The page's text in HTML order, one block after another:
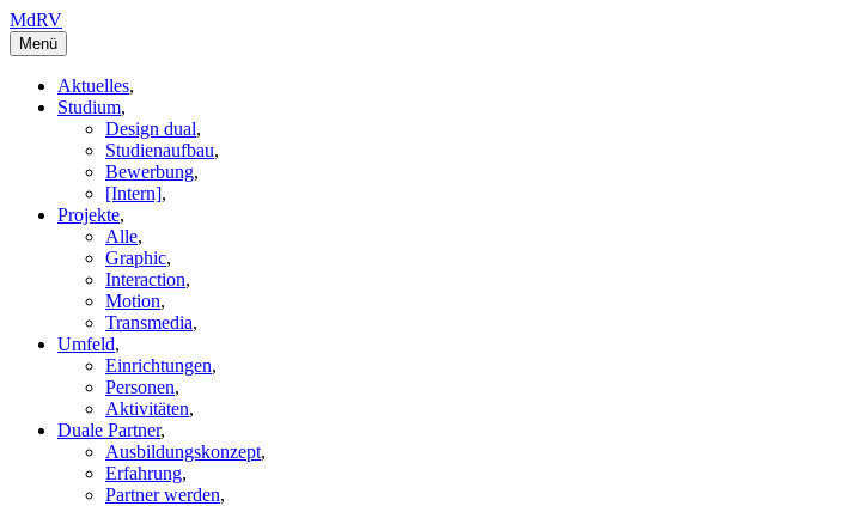
MdRV
Menü
Aktuelles,
Studium,
Design dual,
Studienaufbau,
Bewerbung,
[Intern],
Projekte,
Alle,
Graphic,
Interaction,
Motion,
Transmedia,
Umfeld,
Einrichtungen,
Personen,
Aktivitäten,
Duale Partner,
Ausbildungskonzept,
Erfahrung,
Partner werden,